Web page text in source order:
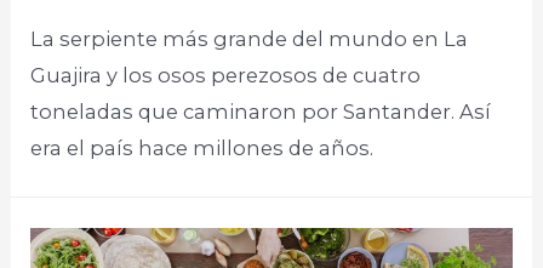
La serpiente más grande del mundo en La
Guajira y los osos perezosos de cuatro
toneladas que caminaron por Santander. Así
era el país hace millones de años.